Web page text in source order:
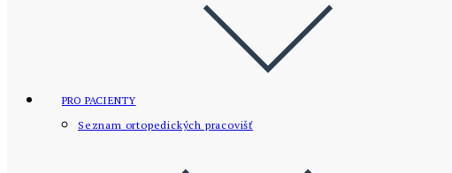
PRO PACIENTY
Seznam ortopedických pracovišť